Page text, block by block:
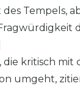
Tempels,
die kritisch mit
umgeht,